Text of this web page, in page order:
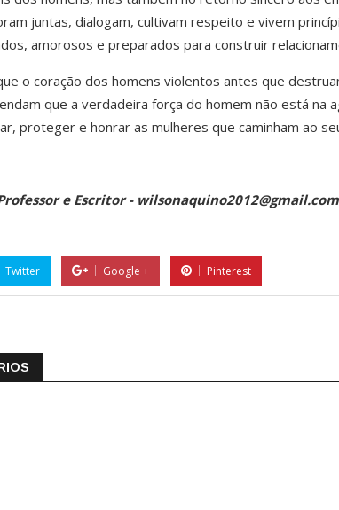
juntas, dialogam, cultivam respeito e vivem
amorosos e preparados para construir
o coração dos homens violentos antes que
que a verdadeira força do homem não está na
proteger e honrar as mulheres que caminham ao
e Escritor - wilsonaquino2012@gmail.com
Twitter Google + Pinterest